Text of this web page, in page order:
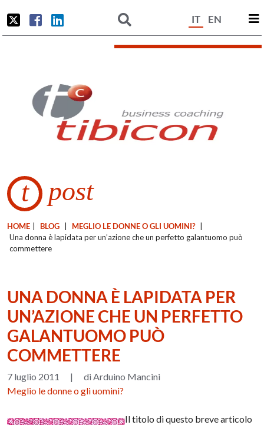
IT EN
t post
HOME BLOG MEGLIO LE DONNE O GLI UOMINI?
Una donna è lapidata per un’azione che un perfetto galantuomo può
commettere
UNA DONNA È LAPIDATA PER
UN’AZIONE CHE UN PERFETTO
GALANTUOMO PUÒ
COMMETTERE
7 luglio 2011 |
di Arduino Mancini
Meglio le donne o gli uomini?
Il titolo di questo breve articolo